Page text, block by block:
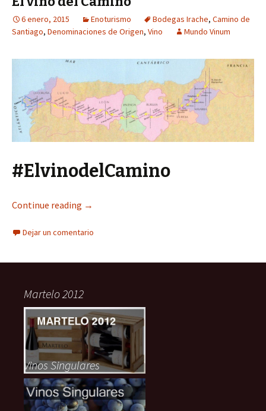
6 enero, 2015 Enoturismo Bodegas Irache, Camino de
Santiago, Denominaciones de Origen, Vino Mundo Vinum
#ElvinodelCamino
Continue reading →
Dejar un comentario
Martelo 2012
Vinos Singulares